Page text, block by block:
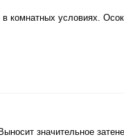
комнатных условиях.
значительное